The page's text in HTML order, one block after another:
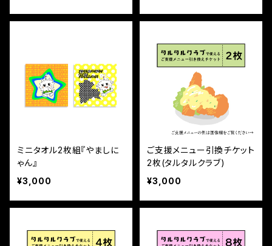
ミニタオル2枚組『やましに
ゃん』
¥3,000
ご支援メニュー引換チケット
2枚(タルタルクラブ)
¥3,000